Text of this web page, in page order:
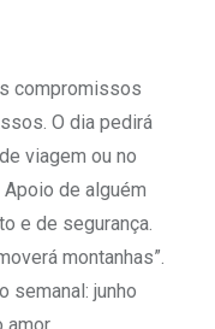
compromissos
O dia pedirá
viagem ou no
de alguém
e de segurança.
montanhas”.
semanal: junho